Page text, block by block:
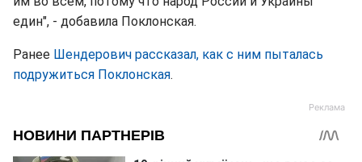
един", - добавила Поклонская.
Ранее Шендерович рассказал, как с ним пыталась
подружиться Поклонская.